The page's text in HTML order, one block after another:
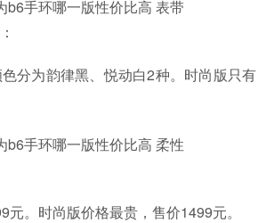
分为韵律黑、悦动白2种。时尚版只有
。时尚版价格最贵，售价1499元。